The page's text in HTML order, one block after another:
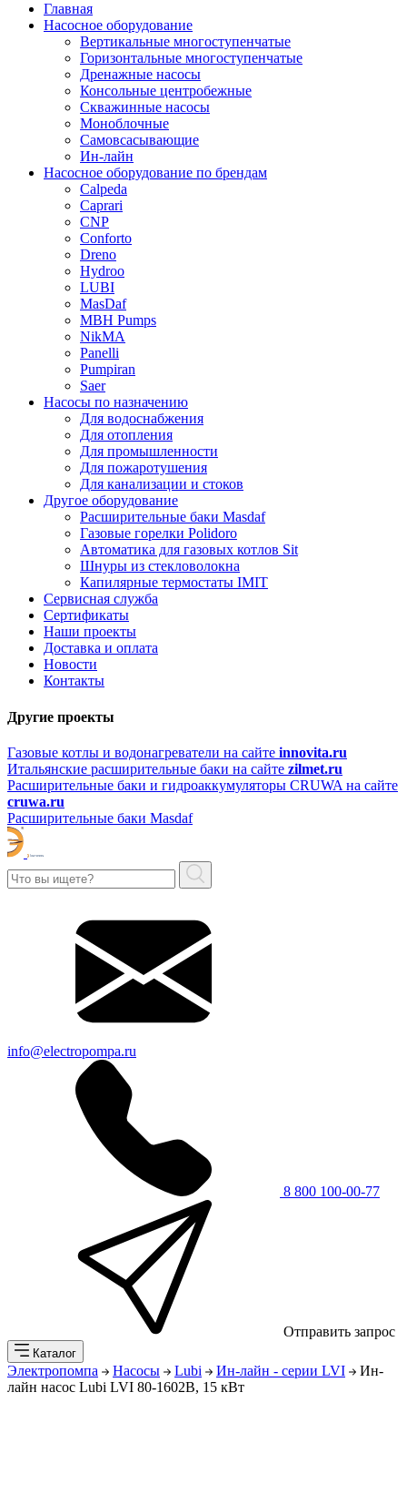
Главная
Насосное оборудование
Вертикальные многоступенчатые
Горизонтальные многоступенчатые
Дренажные насосы
Консольные центробежные
Скважинные насосы
Моноблочные
Самовсасывающие
Ин-лайн
Насосное оборудование по брендам
Calpeda
Caprari
CNP
Conforto
Dreno
Hydroo
LUBI
MasDaf
MBH Pumps
NikMA
Panelli
Pumpiran
Saer
Насосы по назначению
Для водоснабжения
Для отопления
Для промышленности
Для пожаротушения
Для канализации и стоков
Другое оборудование
Расширительные баки Masdaf
Газовые горелки Polidoro
Автоматика для газовых котлов Sit
Шнуры из стекловолокна
Капилярные термостаты IMIT
Сервисная служба
Сертификаты
Наши проекты
Доставка и оплата
Новости
Контакты
Другие проекты
Газовые котлы и водонагреватели на сайте innovita.ru
Итальянские расширительные баки на сайте zilmet.ru
Расширительные баки и гидроаккумуляторы CRUWA на сайте
cruwa.ru
Расширительные баки Masdaf
info@electropompa.ru
8 800 100-00-77
Отправить запрос
Каталог
Электропомпа Насосы Lubi Ин-лайн - серии LVI
Ин-
лайн насос Lubi LVI 80-1602B, 15 кВт